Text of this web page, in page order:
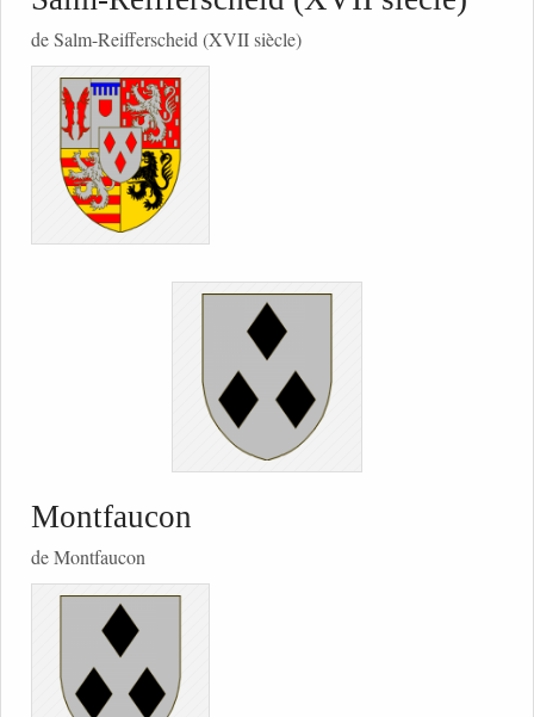
de Salm-Reifferscheid (XVII siècle)
Montfaucon
de Montfaucon